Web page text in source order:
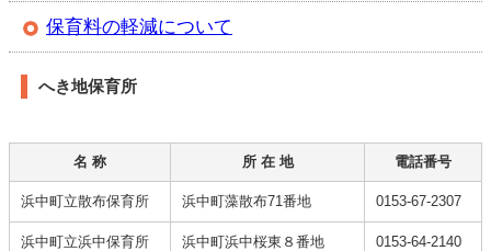
保育料の軽減について
へき地保育所
名 称 所 在 地 電話番号
浜中町立散布保育所 浜中町藻散布71番地 0153-67-2307
浜中町立浜中保育所 浜中町浜中桜東８番地 0153-64-2140